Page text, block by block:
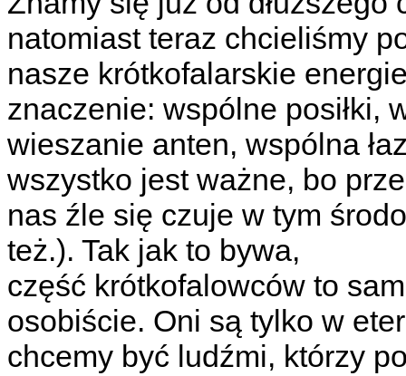
natomiast teraz chcieliśmy
nasze krótkofalarskie
znaczenie: wspólne posiłki,
wieszanie anten, wspólna
wszystko jest ważne, bo
nas źle się czuje w tym
też.). Tak jak to bywa,
część krótkofalowców to
osobiście. Oni są tylko w
chcemy być ludźmi, którzy